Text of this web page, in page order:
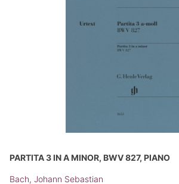
PARTITA 3 IN A MINOR, BWV 827, PIANO
Bach, Johann Sebastian